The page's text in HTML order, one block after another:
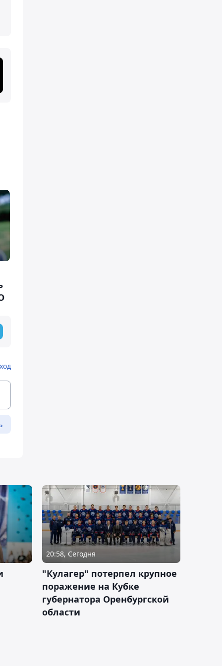
20:58, Сегодня
"Кулагер" потерпел крупное
поражение на Кубке
губернатора Оренбургской
области